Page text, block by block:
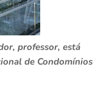
professor, está
de Condomínios